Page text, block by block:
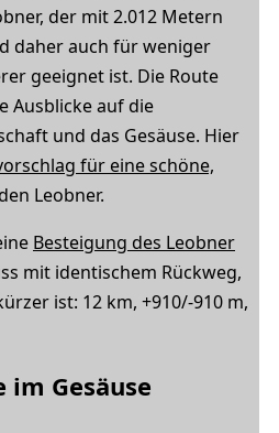
der mit 2.012 Metern
daher auch für weniger
geeignet ist. Die Route
Ausblicke auf die
und das Gesäuse. Hier
für eine schöne,
Leobner.
Besteigung des Leobner
mit identischem Rückweg,
ist: 12 km, +910/-910 m,
Gesäuse